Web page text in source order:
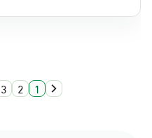
1
2
3